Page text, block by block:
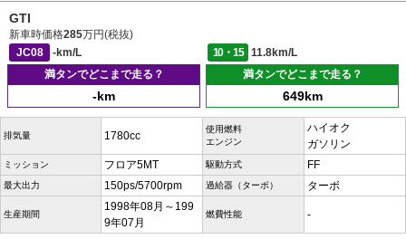
GTI
新車時価格285万円(税抜)
JC08
-km/L 10・15
11.8km/L
満タンでどこまで走る？
-km
満タンでどこまで走る？
649km
排気量 1780cc
使用燃料
エンジン
ハイオク
ガソリン
ミッション フロア5MT 駆動方式 FF
最大出力 150ps/5700rpm 過給器（ターボ） ターボ
生産期間
1998年08月～199
9年07月
燃費性能 -